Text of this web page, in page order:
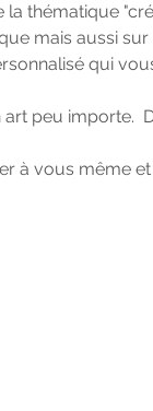
thématique
mais aussi
qui
peu importe.
à vous même